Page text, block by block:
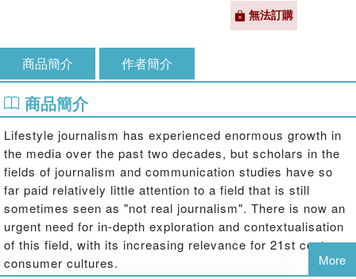
無法訂購
商品簡介 作者簡介
商品簡介
Lifestyle journalism has experienced enormous growth in
the media over the past two decades, but scholars in the
fields of journalism and communication studies have so
far paid relatively little attention to a field that is still
sometimes seen as "not real journalism". There is now an
urgent need for in-depth exploration and contextualisation
of this field, with its increasing relevance for 21st century
consumer cultures.
More